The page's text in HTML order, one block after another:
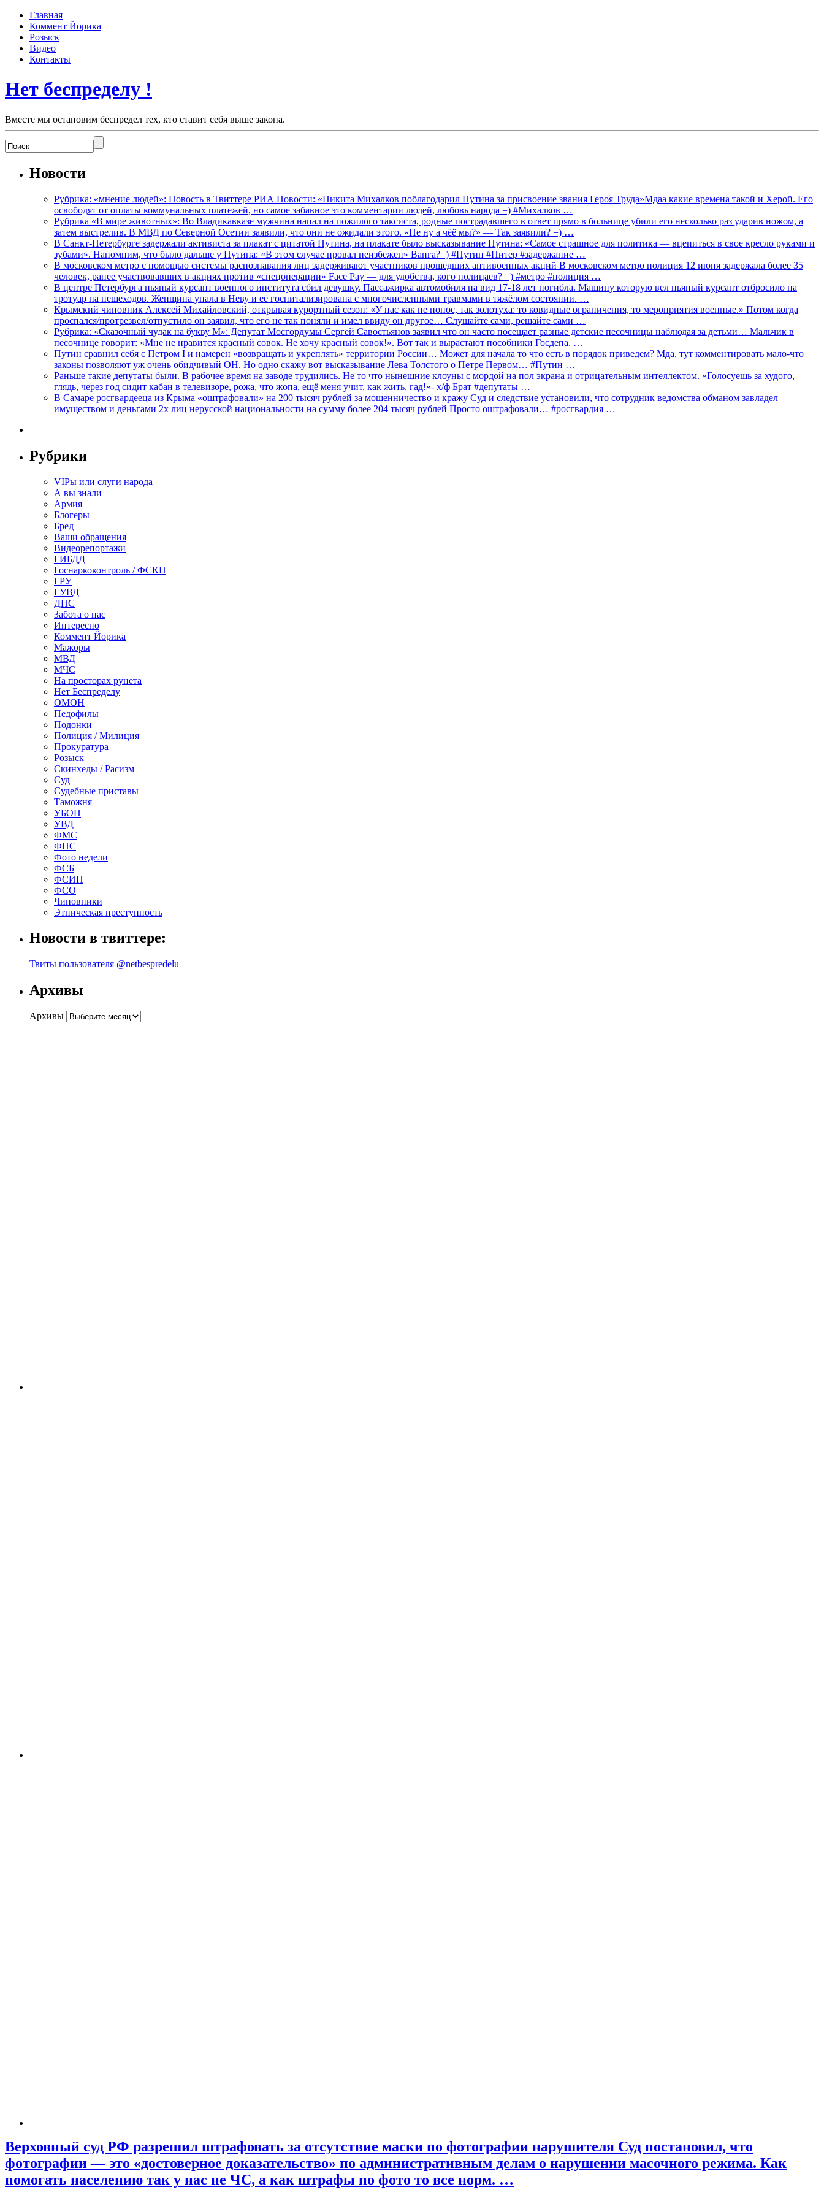
Главная
Коммент Йорика
Розыск
Видео
Контакты
Нет беспределу !
Вместе мы остановим беспредел тех, кто ставит себя выше закона.
Новости
Рубрика: «мнение людей»: Новость в Твиттере РИА Новости: «Никита Михалков поблагодарил Путина за присвоение звания Героя Труда»Мдаа какие времена такой и Херой. Его
освободят от оплаты коммунальных платежей, но самое забавное это комментарии людей, любовь народа =) #Михалков …
Рубрика «В мире животных»: Во Владикавказе мужчина напал на пожилого таксиста, родные пострадавшего в ответ прямо в больнице убили его несколько раз ударив ножом, а
затем выстрелив. В МВД по Северной Осетии заявили, что они не ожидали этого. «Не ну а чёё мы?» — Так заявили? =) …
В Санкт-Петербурге задержали активиста за плакат с цитатой Путина, на плакате было высказывание Путина: «Самое страшное для политика — вцепиться в свое кресло руками и
зубами». Напомним, что было дальше у Путина: «В этом случае провал неизбежен» Ванга?=) #Путин #Питер #задержание …
В московском метро с помощью системы распознавания лиц задерживают участников прошедших антивоенных акций В московском метро полиция 12 июня задержала более 35
человек, ранее участвовавших в акциях против «спецоперации» Face Pay — для удобства, кого полицаев? =) #метро #полиция …
В центре Петербурга пьяный курсант военного института сбил девушку. Пассажирка автомобиля на вид 17-18 лет погибла. Машину которую вел пьяный курсант отбросило на
тротуар на пешеходов. Женщина упала в Неву и её госпитализирована с многочисленными травмами в тяжёлом состоянии. …
Крымский чиновник Алексей Михайловский, открывая курортный сезон: «У нас как не понос, так золотуха: то ковидные ограничения, то мероприятия военные.» Потом когда
проспался/протрезвел/отпустило он заявил, что его не так поняли и имел ввиду он другое… Слушайте сами, решайте сами …
Рубрика: «Сказочный чудак на букву М»: Депутат Мосгордумы Сергей Савостьянов заявил что он часто посещает разные детские песочницы наблюдая за детьми… Мальчик в
песочнице говорит: «Мне не нравится красный совок. Не хочу красный совок!». Вот так и вырастают пособники Госдепа. …
Путин сравнил себя с Петром I и намерен «возвращать и укреплять» территории России… Может для начала то что есть в порядок приведем? Мда, тут комментировать мало-что
законы позволяют уж очень обидчивый ОН. Но одно скажу вот высказывание Лева Толстого о Петре Первом… #Путин …
Раньше такие депутаты были. В рабочее время на заводе трудились. Не то что нынешние клоуны с мордой на пол экрана и отрицательным интеллектом. «Голосуешь за худого, –
глядь, через год сидит кабан в телевизоре, рожа, что жопа, ещё меня учит, как жить, гад!»- х/ф Брат #депутаты …
В Самаре росгвардееца из Крыма «оштрафовали» на 200 тысяч рублей за мошенничество и кражу Суд и следствие установили, что сотрудник ведомства обманом завладел
имуществом и деньгами 2х лиц нерусской национальности на сумму более 204 тысяч рублей Просто оштрафовали… #росгвардия …
Рубрики
VIPы или слуги народа
А вы знали
Армия
Блогеры
Бред
Ваши обращения
Видеорепортажи
ГИБДД
Госнаркоконтроль / ФСКН
ГРУ
ГУВД
ДПС
Забота о нас
Интересно
Коммент Йорика
Мажоры
МВД
МЧС
На просторах рунета
Нет Беспределу
ОМОН
Педофилы
Подонки
Полиция / Милиция
Прокуратура
Розыск
Скинхеды / Расизм
Суд
Судебные приставы
Таможня
УБОП
УВД
ФМС
ФНС
Фото недели
ФСБ
ФСИН
ФСО
Чиновники
Этническая преступность
Новости в твиттере:
Твиты пользователя @netbespredelu
Архивы
Архивы
Верховный суд РФ разрешил штрафовать за отсутствие маски по фотографии нарушителя Суд постановил, что
фотографии — это «достоверное доказательство» по административным делам о нарушении масочного режима. Как
помогать населению так у нас не ЧС, а как штрафы по фото то все норм. …